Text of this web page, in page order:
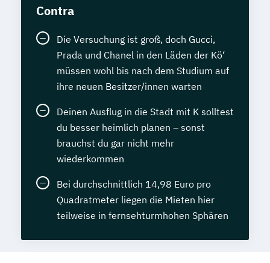
Contra
Die Versuchung ist groß, doch Gucci,
Prada und Chanel in den Läden der Kö‘
müssen wohl bis nach dem Studium auf
ihre neuen Besitzer/innen warten
Deinen Ausflug in die Stadt mit K solltest
du besser heimlich planen – sonst
brauchst du gar nicht mehr
wiederkommen
Bei durchschnittlich 14,98 Euro pro
Quadratmeter liegen die Mieten hier
teilweise in fernsehturmhohen Sphären